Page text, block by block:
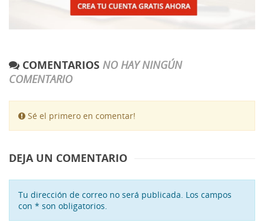
COMENTARIOS NO HAY NINGÚN
COMENTARIO
Sé el primero en comentar!
DEJA UN COMENTARIO
Tu dirección de correo no será publicada. Los campos
con * son obligatorios.